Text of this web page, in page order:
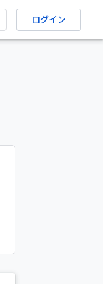
ログイン